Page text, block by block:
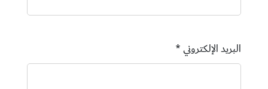
البريد الإلكتروني*